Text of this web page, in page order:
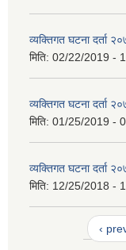
व्यक्तिगत घटना दर्ता
मिति: 02/22/2019 -
व्यक्तिगत घटना दर्ता
मिति: 01/25/2019 -
व्यक्तिगत घटना दर्ता
मिति: 12/25/2018 -
‹